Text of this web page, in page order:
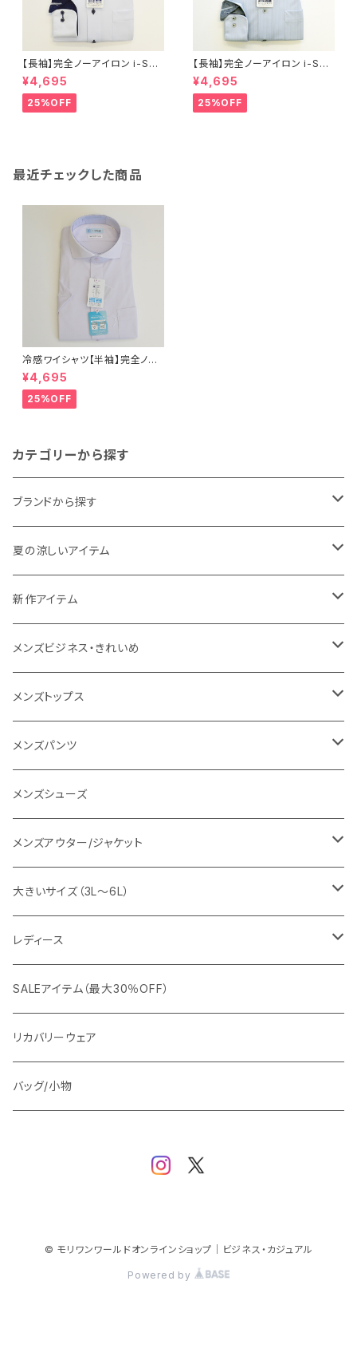
【長袖】完全ノーアイロン i-Shir
t｜ワイシャツ 形態安定 レギュ
ラーシルエット ボタンダウン ド
ビー メンズ ビジネス dhw397
a-bd-81 サックス
¥4,695
25%OFF
【長袖】完全ノーアイロン i-Shir
t｜ワイシャツ 形態安定 レギュ
ラーシルエット ボタンダウン ス
トライプ メンズ ビジネス dhw3
¥4,695
25%OFF
最近チェックした商品
冷感ワイシャツ【半袖】完全ノー
アイロン i-Shirt｜-2℃冷却 形
態安定 レギュラーシルエット カ
ッタウェイ ドット柄 メンズ ビジ
ネス dhy196-cw-91 ラベンダ
¥4,695
25%OFF
カテゴリーから探す
ブランドから探す
THE NORTH FACE
NANGA
1PIU1UGUALE3 RELAX
go slow caravan
SY32 by SWEET YEARS
URBAN SQUARE
EDWIN
snow peak
G-stage
TETEHOMME
TAION
夏の涼しいアイテム
メンズ
レディース
新作アイテム
メンズ
レディース
メンズビジネス・きれいめ
スーツ
カジュアルセットアップ
スラックス
ワイシャツ
シューズ
フォーマル
Tシャツ/ポロシャツ
メンズトップス
Tシャツ/カットソー
シャツ/ポロシャツ
パーカー/スウェット
ニット
メンズパンツ
デニムパンツ
イージーパンツ
スラックス
メンズシューズ
メンズアウター/ジャケット
ジャケット
カジュアルジャケット
ビジネスジャケット
ブルゾン
コート
マウンテンパーカー/アウトドア
ダウン / 中綿アウター
大きいサイズ（3L～6L）
ビジネス
セットアップ
ワイシャツ
カジュアル
ニット/Tシャツ/カットソー
スウェット/パーカー
アウター
レディース
アウター
トップス（ブラウス/カットソー）
ジャケット
SALEアイテム（最大30％OFF）
リカバリーウェア
バッグ/小物
© モリワンワールドオンラインショップ｜ビジネス・カジュアル
Powered by